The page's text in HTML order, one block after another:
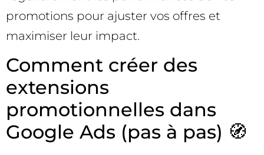
promotions pour ajuster vos offres et
maximiser leur impact.
Comment créer des
extensions
promotionnelles dans
Google Ads (pas à pas) 🧭